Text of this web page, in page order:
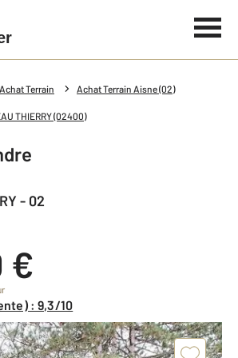
Achat Terrain Achat Terrain Aisne (02)
THIERRY (02400)
- 02
€
: 9,3/10